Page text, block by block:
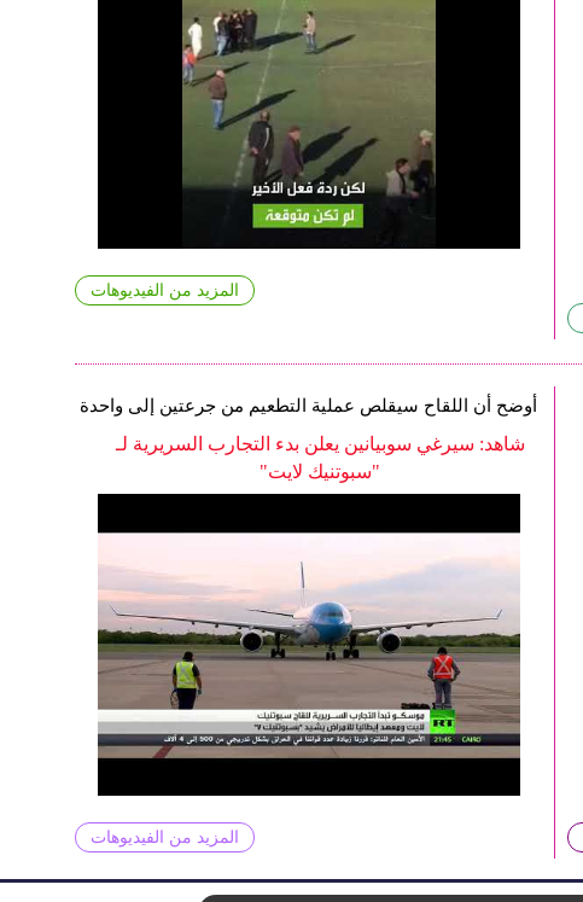
المزيد من الفيديوهات
أوضح أن اللقاح سيقلص عملية التطعيم من جرعتين إلى واحدة
شاهد: سيرغي سوبيانين يعلن بدء التجارب السريرية لـ
"سبوتنيك لايت"
المزيد من الفيديوهات